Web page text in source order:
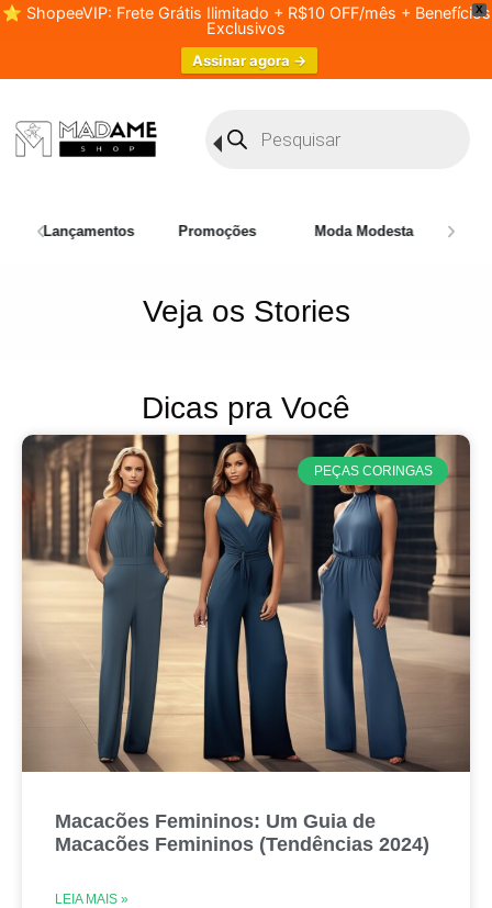
X
⭐ ShopeeVIP: Frete Grátis Ilimitado + R$10 OFF/mês + Benefícios
Exclusivos
Assinar agora →
Lançamentos Promoções Moda Modesta Plus
Veja os Stories
Dicas pra Você
PEÇAS CORINGAS
Macacões Femininos: Um Guia de
Macacões Femininos (Tendências 2024)
LEIA MAIS »